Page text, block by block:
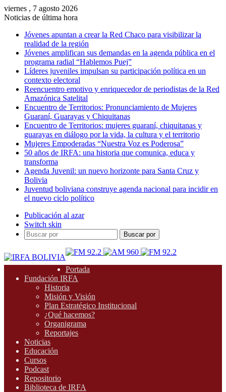
viernes , 7 agosto 2026
Noticias de última hora
Jóvenes apuntan a crear la Red Chaco para visibilizar la
realidad de la región
Jóvenes amplifican sus demandas en la agenda pública en el
programa radial “Hablemos Puej”
Líderes juveniles impulsan su participación política en un
contexto electoral
Reencuentro emotivo y enriquecedor de periodistas de la Red
Amazónica Satelital
Encuentro de Territorios: Pronunciamiento de Mujeres
Guaraní, Guarayas y Chiquitanas
Encuentro de Territorios: mujeres guaraní, chiquitanas y
guarayas en diálogo por la vida, la cultura y el territorio
Mujeres Empoderadas “Nuestra Voz es Poderosa”
50 años de IRFA: una historia que comunica, educa y
transforma
Agenda Juvenil: un nuevo horizonte para Santa Cruz y
Bolivia
Juventud boliviana construye agenda nacional para incidir en
el nuevo ciclo político
Publicación al azar
Switch skin
Buscar por
Portada
Fundación IRFA
Historia
Misión y Visión
Plan Estratégico Institucional
¿Qué hacemos?
Organigrama
Reportajes
Noticias
Educación
Cursos
Podcast
Repositorio
Biblioteca de IRFA